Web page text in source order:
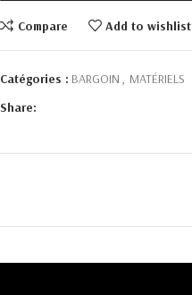
Compare Add to wishlist
Catégories : BARGOIN , MATÉRIELS
Share: